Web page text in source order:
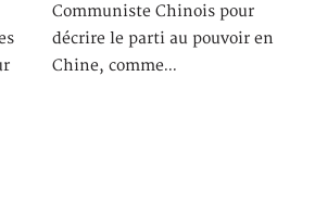
Communiste Chinois pour
décrire le parti au pouvoir en
Chine, comme…